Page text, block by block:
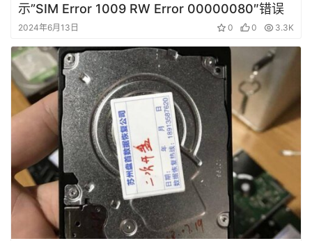
示”SIM Error 1009 RW Error 00000080″错误
2024年6月13日 0 0 3.3K